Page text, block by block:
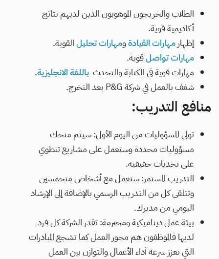
الطلاب والخريجون الموهوبون الذين لديهم نتائج
أكاديمية قوية.
إظهار مهارات القيادةومهارات تحليلالقوية.
مهارات تواصلقوية.
مهارات قوية في الكتابة والتحدث باللغة الانجليزية.
شغف بالعمل في شركةP&G بعد التخرج.
منافع التدريب:
تولي المسؤوليات من اليوم الأول: سيتم منحك
مسؤوليات محددة وستعمل على مشاريع تنطوي
على تحديات حقيقية.
التدريب المستمر: ستعمل مع أشخاص متحمسين
وتتلقى كل من التدريب الرسمي بالإضافة إلى الإرشاد
اليومي من مديرك.
بيئة عمل ديناميكية ومحترمة: تقدر الشركة كل فرد
لديها فالموظفون هم محور العمل كما تشجع المبادرات
التي تعزز سرعة أداء الأعمال والتوازن بين العمل